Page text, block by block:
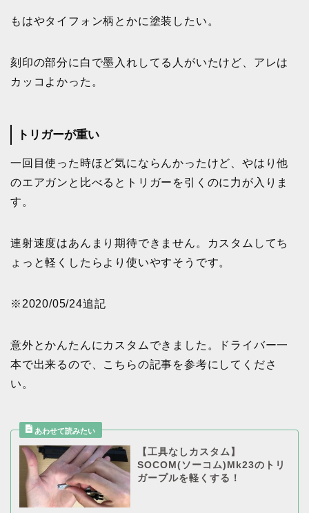
もはやタイフォン柄とかに塗装したい。
刻印の部分に白で墨入れしてる人がいたけど、アレは
カッコよかった。
トリガーが重い
一回目使った時ほど気にならんかったけど、やはり他
のエアガンと比べるとトリガーを引くのに力が入りま
す。
連射速度はあんまり期待できません。カスタムしてち
ょっと軽くしたらより使いやすそうです。
※2020/05/24追記
意外とかんたんにカスタムできました。ドライバー一
本で出来るので、こちらの記事を参考にしてくださ
い。
【工具なしカスタム】
SOCOM(ソーコム)Mk23のトリ
ガープルを軽くする！